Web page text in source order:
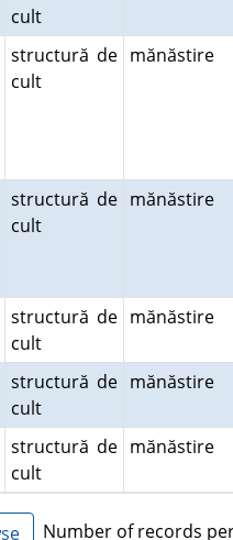
cult
structură de
cult
mănăstire
structură de
cult
mănăstire
structură de
cult
mănăstire
structură de
cult
mănăstire
structură de
cult
mănăstire
Number of records